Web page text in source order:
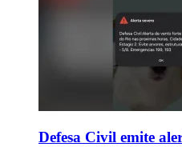
Defesa Civil emite